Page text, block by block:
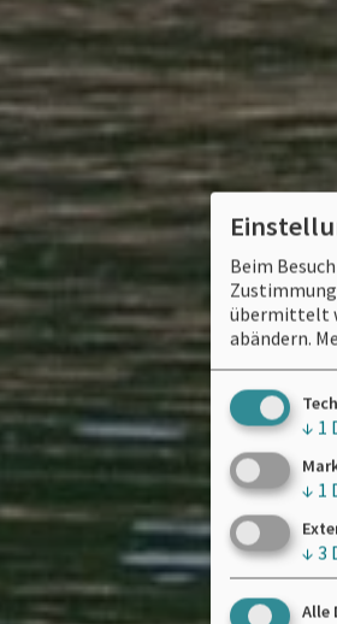
Beim
übermittelt
abändern.
↓ 1
↓ 1
↓ 3
Alle